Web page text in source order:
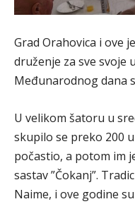
Grad Orahovica i ove
druženje za sve svoje
Međunarodnog dana
U velikom šatoru u
skupilo se preko 200
počastio, a potom im
sastav ”Čokanj”.
Naime, i ove godine